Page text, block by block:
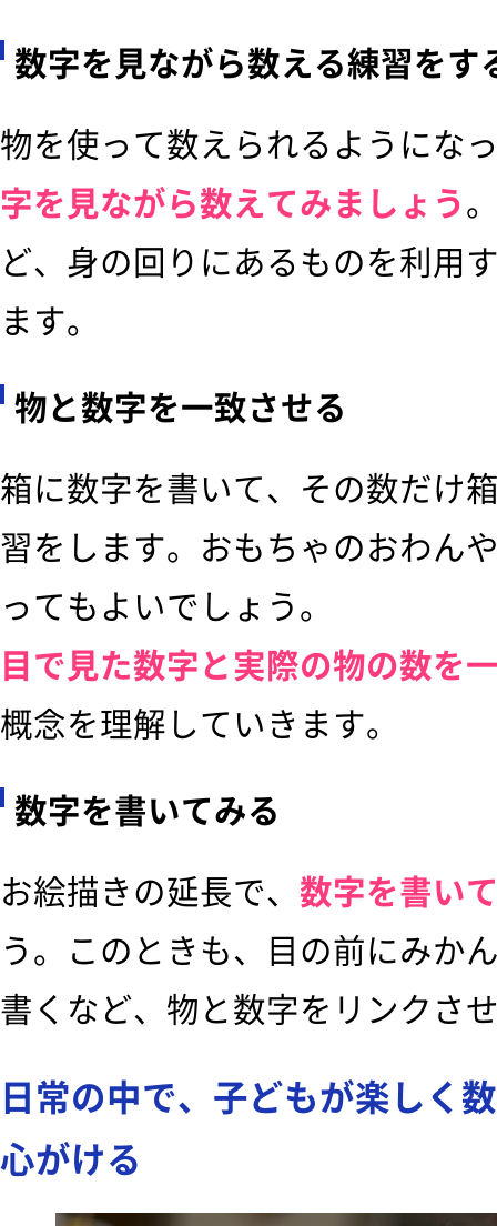
数字を見ながら数える練習をす
物を使って数えられるようにな
字を見ながら数えてみましょう
ど、身の回りにあるものを利用
ます。
物と数字を一致させる
箱に数字を書いて、その数だけ
習をします。おもちゃのおわん
ってもよいでしょう。
目で見た数字と実際の物の数を
概念を理解していきます。
数字を書いてみる
お絵描きの延長で、 数字を書い
う。このときも、目の前にみか
書くなど、物と数字をリンクさ
日常の中で、子どもが楽しく
心がける